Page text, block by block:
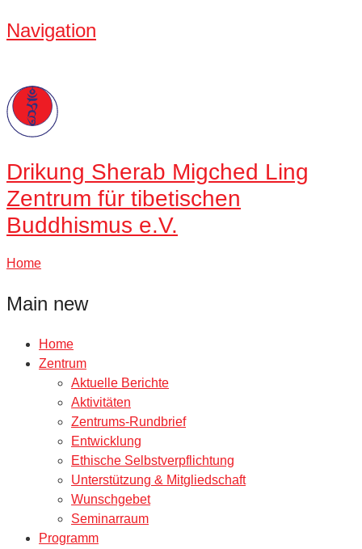
Navigation
Drikung Sherab Migched Ling
Zentrum für tibetischen
Buddhismus e.V.
Home
Main new
Home
Zentrum
Aktuelle Berichte
Aktivitäten
Zentrums-Rundbrief
Entwicklung
Ethische Selbstverpflichtung
Unterstützung & Mitgliedschaft
Wunschgebet
Seminarraum
Programm